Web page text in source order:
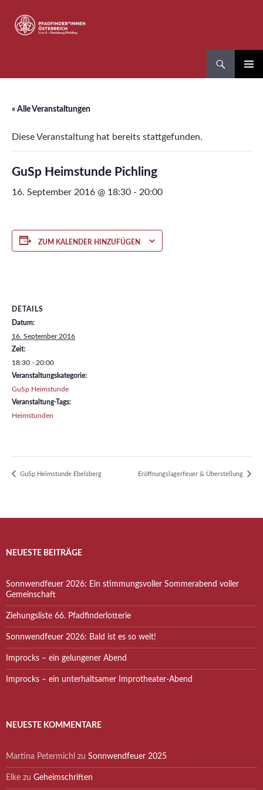
Inhalt
springen
« Alle Veranstaltungen
Diese Veranstaltung hat bereits stattgefunden.
GuSp Heimstunde Pichling
16. September 2016 @ 18:30 - 20:00
ZUM KALENDER HINZUFÜGEN
DETAILS
Datum:
16. September 2016
Zeit:
18:30 - 20:00
Veranstaltungskategorie:
GuSp Heimstunde
Veranstaltung-Tags:
Heimstunden
GuSp Heimstunde Ebelsberg Eröffnungslagerfeuer & Überstellung
NEUESTE BEITRÄGE
Sonnwendfeuer 2026: Ein stimmungsvoller Sommerabend voller
Gemeinschaft
Ziehungsliste 66. Pfadfinderlotterie
Sonnwendfeuer 2026: Bald ist es so weit!
Improcks – ein gelungener Abend
Improcks – ein unterhaltsamer Improtheater-Abend
NEUESTE KOMMENTARE
Martina Petermichl zu Sonnwendfeuer 2025
Elke zu Geheimschriften